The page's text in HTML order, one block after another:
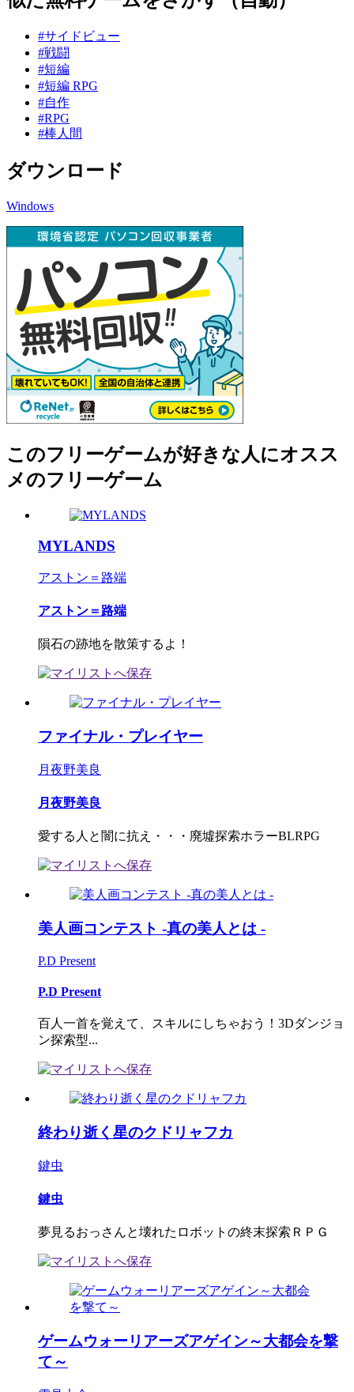
#サイドビュー
#戦闘
#短編
#短編 RPG
#自作
#RPG
#棒人間
ダウンロード
Windows
このフリーゲームが好きな人にオスス
メのフリーゲーム
MYLANDS
アストン＝路端
アストン＝路端
隕石の跡地を散策するよ！
ファイナル・プレイヤー
月夜野美良
月夜野美良
愛する人と闇に抗え・・・廃墟探索ホラーBLRPG
美人画コンテスト -真の美人とは -
P.D Present
P.D Present
百人一首を覚えて、スキルにしちゃおう！3Dダンジョ
ン探索型...
終わり逝く星のクドリャフカ
鍵虫
鍵虫
夢見るおっさんと壊れたロボットの終末探索ＲＰＧ
ゲームウォーリアーズアゲイン～大都会を撃
て～